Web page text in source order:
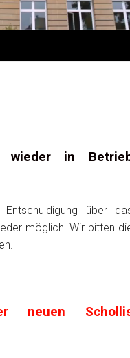
wieder in
über
möglich. Wir bitten
neuen